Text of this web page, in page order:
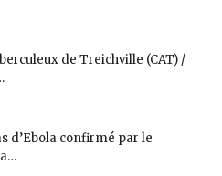
de Treichville (CAT) /
d’Ebola confirmé par le